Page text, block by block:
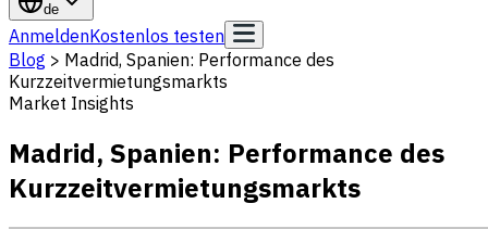
de
AnmeldenKostenlos testen
Blog > Madrid, Spanien: Performance des
Kurzzeitvermietungsmarkts
Market Insights
Madrid, Spanien: Performance des
Kurzzeitvermietungsmarkts